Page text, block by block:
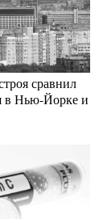
сравнил
в Нью-Йорке и